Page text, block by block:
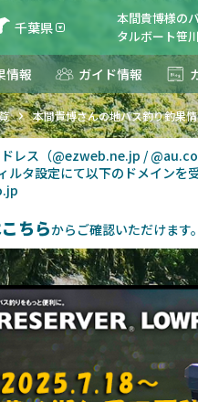
千葉県
本間貴博様の
タルボート笹
情報 ガイド情報
本間貴博さんの地バス釣り釣果
レス（@ezweb.ne.jp /
ルタ設定にて以下のドメインを
ちらからご確認いただけます。